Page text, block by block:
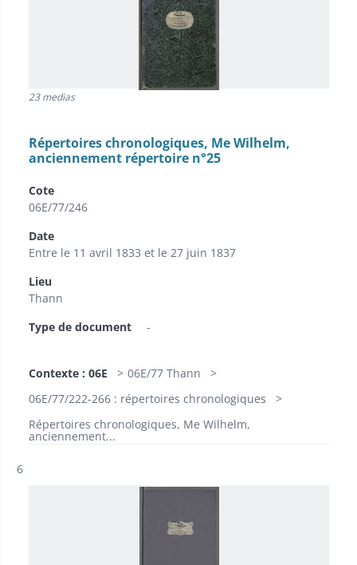
23 medias
Répertoires chronologiques, Me Wilhelm,
anciennement répertoire n°25
Cote
06E/77/246
Date
Entre le 11 avril 1833 et le 27 juin 1837
Lieu
Thann
Type de document
-
Contexte : 06E
06E/77 Thann
06E/77/222-266 : répertoires chronologiques
Répertoires chronologiques, Me Wilhelm,
anciennement...
Résultat n°
6